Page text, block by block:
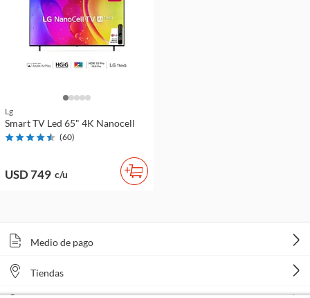
Lg
Smart TV Led 65" 4K Nanocell
(60)
USD 749 c/u
Medio de pago
Tiendas